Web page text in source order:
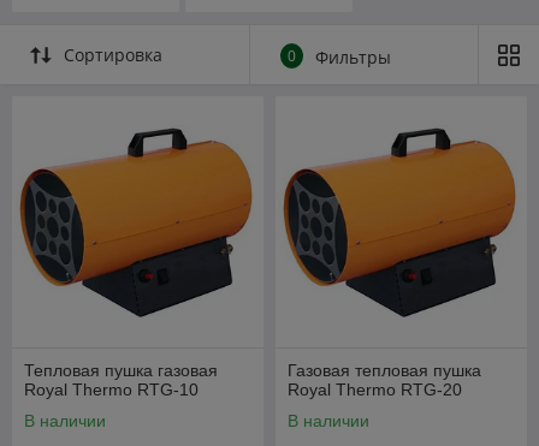
Сортировка 0 Фильтры
Тепловая пушка газовая
Royal Thermo RTG-10
В наличии
Газовая тепловая пушка
Royal Thermo RTG-20
В наличии